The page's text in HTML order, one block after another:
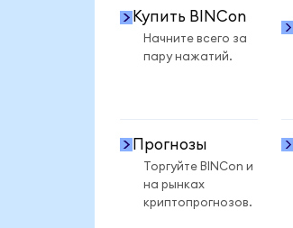
Купить BINCon
Начните всего за
пару нажатий.
Прогнозы
Торгуйте BINCon и
на рынках
криптопрогнозов.